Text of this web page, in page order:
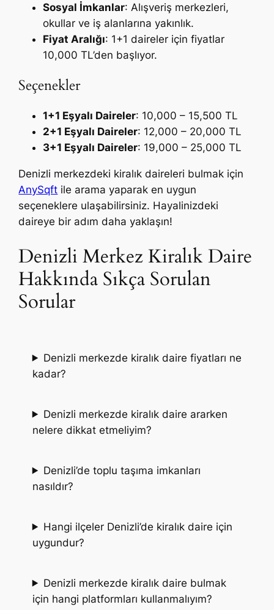
Sosyal İmkanlar: Alışveriş merkezleri,
okullar ve iş alanlarına yakınlık.
Fiyat Aralığı: 1+1 daireler için fiyatlar
10,000 TL’den başlıyor.
Seçenekler
1+1 Eşyalı Daireler: 10,000 – 15,500 TL
2+1 Eşyalı Daireler: 12,000 – 20,000 TL
3+1 Eşyalı Daireler: 19,000 – 25,000 TL
Denizli merkezdeki kiralık daireleri bulmak için
AnySqft ile arama yaparak en uygun
seçeneklere ulaşabilirsiniz. Hayalinizdeki
daireye bir adım daha yaklaşın!
Denizli Merkez Kiralık Daire
Hakkında Sıkça Sorulan
Sorular
Denizli merkezde kiralık daire fiyatları ne
kadar?
Denizli merkezde kiralık daire ararken
nelere dikkat etmeliyim?
Denizli’de toplu taşıma imkanları
nasıldır?
Hangi ilçeler Denizli’de kiralık daire için
uygundur?
Denizli merkezde kiralık daire bulmak
için hangi platformları kullanmalıyım?